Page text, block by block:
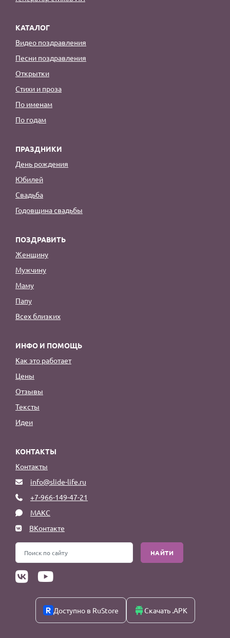
КАТАЛОГ
Видео поздравления
Песни поздравления
Открытки
Стихи и проза
По именам
По годам
ПРАЗДНИКИ
День рождения
Юбилей
Свадьба
Годовщина свадьбы
ПОЗДРАВИТЬ
Женщину
Мужчину
Маму
Папу
Всех близких
ИНФО И ПОМОЩЬ
Как это работает
Цены
Отзывы
Тексты
Идеи
КОНТАКТЫ
Контакты
info@slide-life.ru
+7-966-149-47-21
МАКС
ВКонтакте
НАЙТИ
Доступно в RuStore Скачать .APK